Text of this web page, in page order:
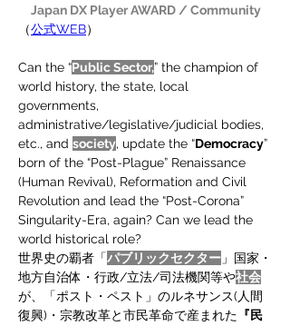
Japan DX Player AWARD / Community
（公式WEB）
Can the “Public Sector,” the champion of
world history, the state, local
governments,
administrative/legislative/judicial bodies,
etc., and society, update the “Democracy”
born of the “Post-Plague” Renaissance
(Human Revival), Reformation and Civil
Revolution and lead the “Post-Corona”
Singularity-Era, again? Can we lead the
world historical role?
世界史の覇者「パブリックセクター 」国家・
地方自治体・行政/立法/司法機関等や社会
が、「ポスト・ペスト」のルネサンス(人間
復興)・宗教改革と市民革命で産まれた 『民